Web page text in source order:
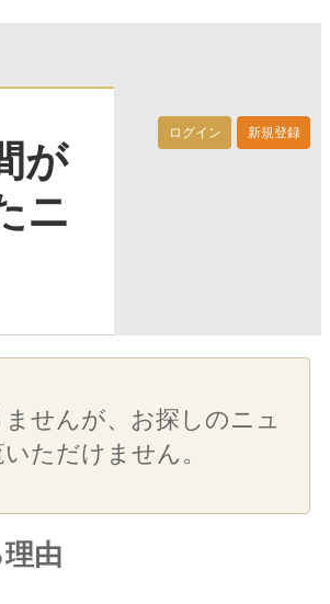
ログイン 新規登録
が
ニ
せんが、お探しのニュ
ただけません。
由